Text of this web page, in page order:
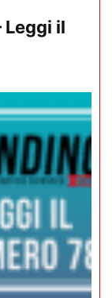
Leggi il